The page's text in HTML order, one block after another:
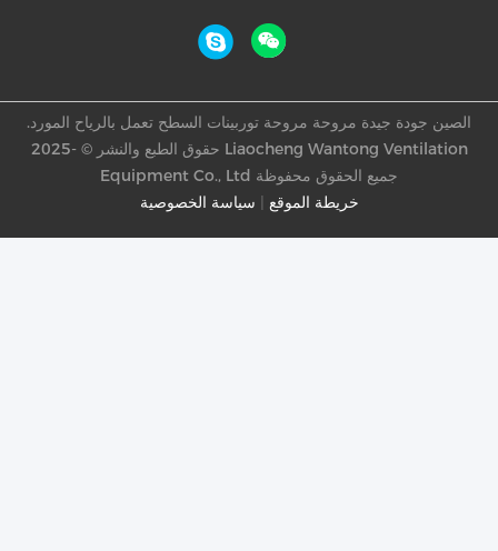
سياسة الخصوصية خريطة الموقع
الصين جودة جيدة مروحة مروحة توربينات السطح تعمل بالرياح المورد.
حقوق الطبع والنشر © -2025 Liaocheng Wantong Ventilation
Equipment Co., Ltd جميع الحقوق محفوظة